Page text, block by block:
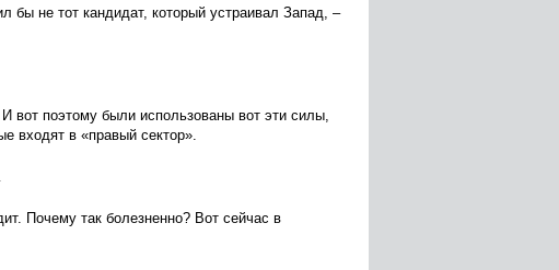
бы не тот кандидат, который устраивал Запад, –
вот поэтому были использованы вот эти силы,
входят в «правый сектор».
Почему так болезненно? Вот сейчас в